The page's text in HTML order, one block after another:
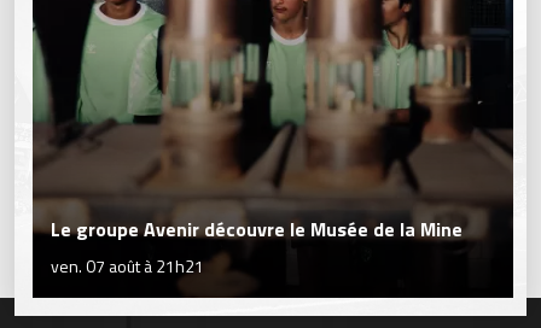
Le groupe Avenir découvre le Musée de la Mine
ven. 07 août à 21h21